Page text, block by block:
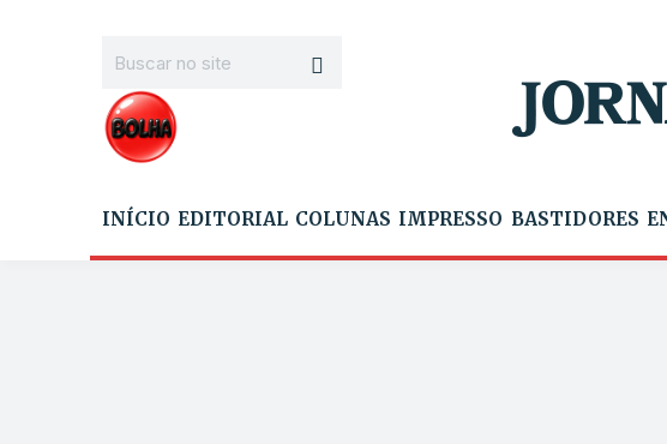
INÍCIO EDITORIAL COLUNAS IMPRESSO BASTIDORES